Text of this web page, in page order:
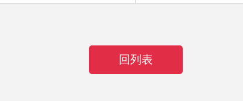
回列表